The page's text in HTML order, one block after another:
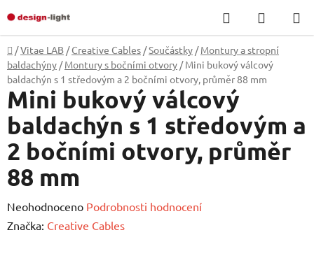
na
obsah
Hledat
KOŠÍK
Domů
/Vitae LAB / Creative Cables /Součástky / Montury a stropní
baldachýny / Montury s bočními otvory / Mini bukový válcový
baldachýn s 1 středovým a 2 bočními otvory, průměr 88 mm
Mini bukový válcový
baldachýn s 1 středovým a
2 bočními otvory, průměr
88 mm
Průměrné
hodnocení
Neohodnoceno Podrobnosti hodnocení
Značka: Creative Cables